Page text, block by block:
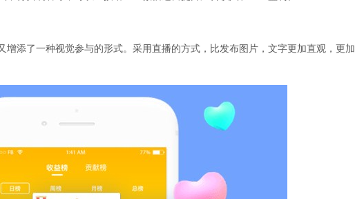
增添了一种视觉参与的形式。采用直播的方式，比发布图片，文字更加直观，更加